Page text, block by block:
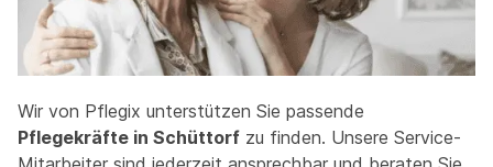
Wir von Pflegix unterstützen Sie passende
Pflegekräfte in Schüttorf zu finden. Unsere Service-